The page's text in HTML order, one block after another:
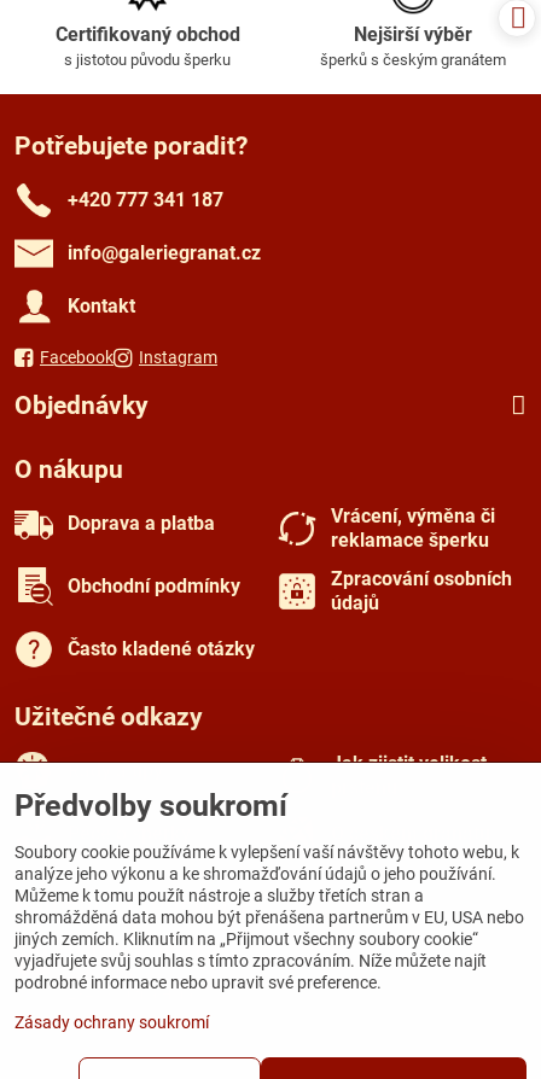
Certifikovaný obchod
s jistotou původu šperku
Nejširší výběr
šperků s českým granátem
Potřebujete poradit?
+420 777 341 187
info​@galeriegranat​.cz
Kontakt
Facebook Instagram
Objednávky
O nákupu
Doprava a platba
Vrácení, výměna či
reklamace šperku
Obchodní podmínky
Zpracování osobních
údajů
Často kladené otázky
Užitečné odkazy
Jak zjistit velikost
Kamenná prodejna
Galerie Zámecká
Zámecká 167
284 03 Kutná Hora
Předvolby soukromí
Soubory cookie používáme k vylepšení vaší návštěvy tohoto webu, k
analýze jeho výkonu a ke shromažďování údajů o jeho používání.
Můžeme k tomu použít nástroje a služby třetích stran a
shromážděná data mohou být přenášena partnerům v EU, USA nebo
jiných zemích. Kliknutím na „Přijmout všechny soubory cookie“
vyjadřujete svůj souhlas s tímto zpracováním. Níže můžete najít
podrobné informace nebo upravit své preference.
Zásady ochrany soukromí